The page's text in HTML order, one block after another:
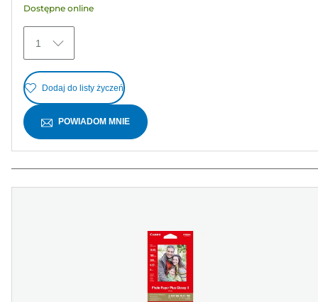
5
Recenzji
Dostępne online
1
Dodaj do listy życzeń
POWIADOM MNIE